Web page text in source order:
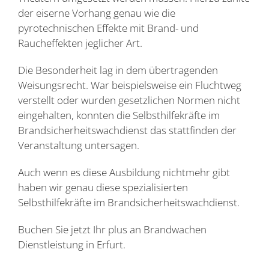
der eiserne Vorhang genau wie die
pyrotechnischen Effekte mit Brand- und
Raucheffekten jeglicher Art.
Die Besonderheit lag in dem übertragenden
Weisungsrecht. War beispielsweise ein Fluchtweg
verstellt oder wurden gesetzlichen Normen nicht
eingehalten, konnten die Selbsthilfekräfte im
Brandsicherheitswachdienst das stattfinden der
Veranstaltung untersagen.
Auch wenn es diese Ausbildung nichtmehr gibt
haben wir genau diese spezialisierten
Selbsthilfekräfte im Brandsicherheitswachdienst.
Buchen Sie jetzt Ihr plus an Brandwachen
Dienstleistung in Erfurt.